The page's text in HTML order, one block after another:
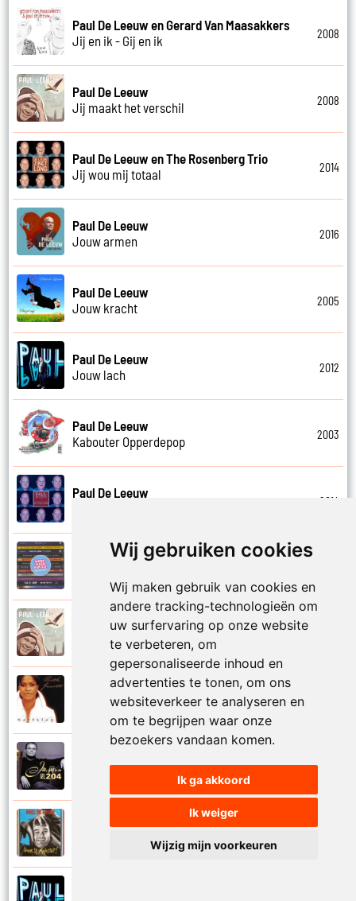
Wij gebruiken cookies
Wij maken gebruik van cookies en
andere tracking-technologieën om
uw surfervaring op onze website
te verbeteren, om
gepersonaliseerde inhoud en
advertenties te tonen, om ons
websiteverkeer te analyseren en
om te begrijpen waar onze
bezoekers vandaan komen.
Ik ga akkoord
Ik weiger
Wijzig mijn voorkeuren
Paul De Leeuw en Gerard Van Maasakkers
Jij en ik - Gij en ik
2008
Paul De Leeuw
Jij maakt het verschil
2008
Paul De Leeuw en The Rosenberg Trio
Jij wou mij totaal
2014
Paul De Leeuw
Jouw armen
2016
Paul De Leeuw
Jouw kracht
2005
Paul De Leeuw
Jouw lach
2012
Paul De Leeuw
Kabouter Opperdepop
2003
Paul De Leeuw
2014
Paul De Leeuw en Adje
Paul De Leeuw
Kerstmis
Ruth Jacott en Paul De Leeuw
Kijk niet uit
KL 204 (Als ik God was)
Paul De Leeuw